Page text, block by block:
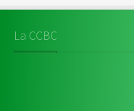
La CCBC